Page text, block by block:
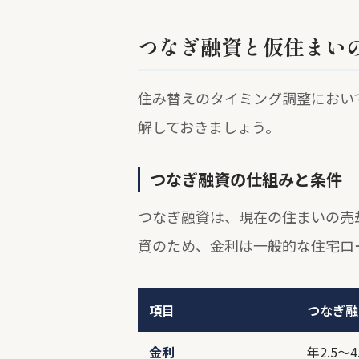
つなぎ融資と仮住まい
住み替えのタイミング調整におい
解しておきましょう。
つなぎ融資の仕組みと条件
つなぎ融資は、現在の住まいの
資のため、金利は一般的な住宅
項目 つなぎ
金利 年2.5～